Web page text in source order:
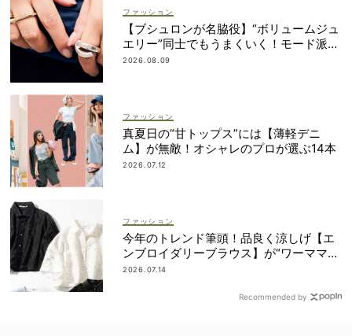
ファッション
【ブシュロンが名脇役】“ボリュームジュ
エリー”同士でもうまくいく！モード派の
重ねづけ術
2026.08.09
ファッション
真夏日の“甘トップス”には【薄軽デニ
ム】が無敵！オシャレのプロが選ぶ14本
2026.07.12
ファッション
今年のトレンド筆頭！品良く涼しげ【エ
ンブロイダリーブラウス】が“ワーママの
新定番”
2026.07.14
Recommended by